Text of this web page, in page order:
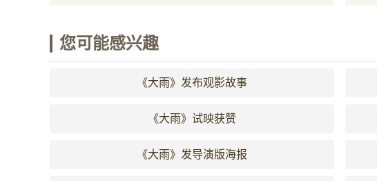
您可能感兴趣
《大雨》发布观影故事
《大雨》试映获赞
《大雨》发导演版海报